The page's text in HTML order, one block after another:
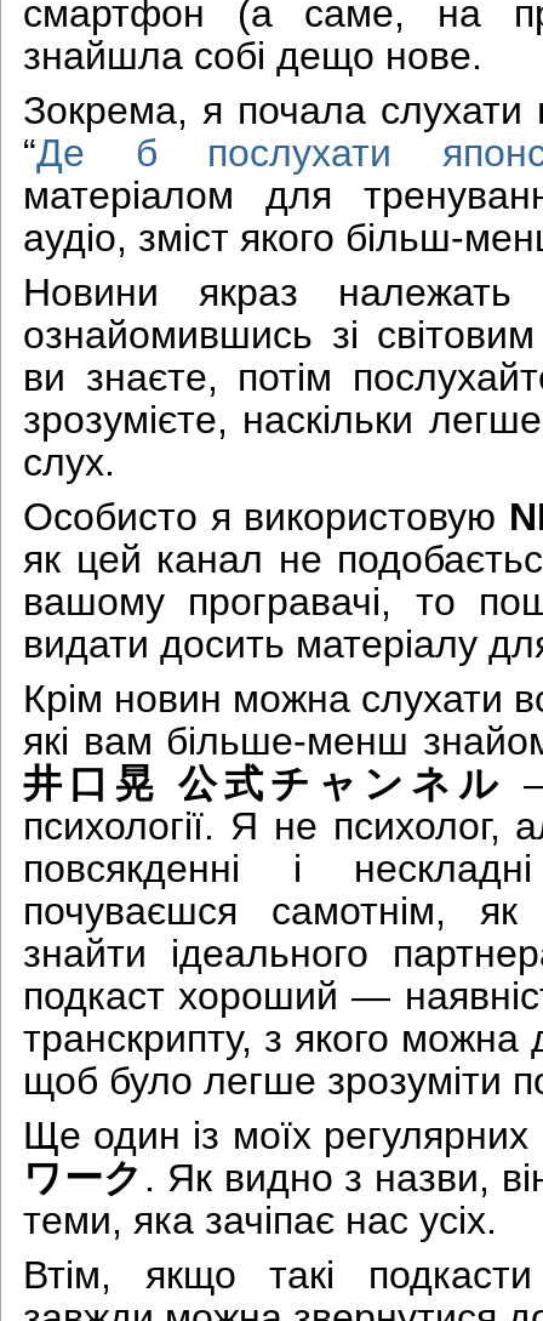
смартфон (а саме, на
знайшла собі дещо нове.
Зокрема, я почала
“Де б послухати
матеріалом для
аудіо, зміст якого більш-
Новини якраз належать
ознайомившись зі
ви знаєте, потім
зрозумієте, наскільки
слух.
Особисто я використовую
як цей канал не
вашому програвачі, то
видати досить матеріалу
Крім новин можна слухати
які вам більше-менш
井口晃 公式チャンネル
психології. Я не психолог,
повсякденні і
почуваєшся самотнім,
знайти ідеального
подкаст хороший —
транскрипту, з якого можна
щоб було легше зрозуміти
Ще один із моїх
ワーク . Як видно з назви,
теми, яка зачіпає нас усіх.
Втім, якщо такі